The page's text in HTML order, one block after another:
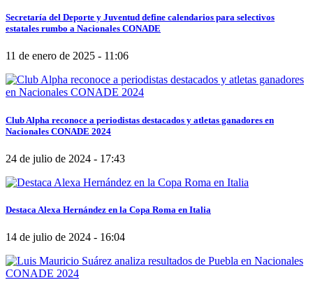
Secretaría del Deporte y Juventud define calendarios para selectivos
estatales rumbo a Nacionales CONADE
11 de enero de 2025 - 11:06
Club Alpha reconoce a periodistas destacados y atletas ganadores en
Nacionales CONADE 2024
24 de julio de 2024 - 17:43
Destaca Alexa Hernández en la Copa Roma en Italia
14 de julio de 2024 - 16:04